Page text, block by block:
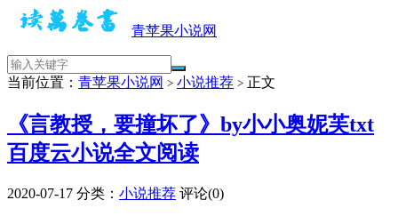
青苹果小说网
当前位置： 青苹果小说网 > 小说推荐 > 正文
《言教授，要撞坏了》by小小奥妮芙txt
百度云小说全文阅读
2020-07-17 分类： 小说推荐 评论(0)